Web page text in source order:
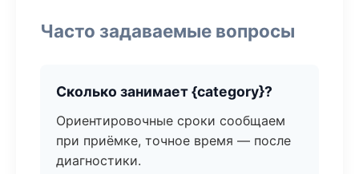
Часто задаваемые вопросы
Сколько занимает {category}?
Ориентировочные сроки сообщаем
при приёмке, точное время — после
диагностики.